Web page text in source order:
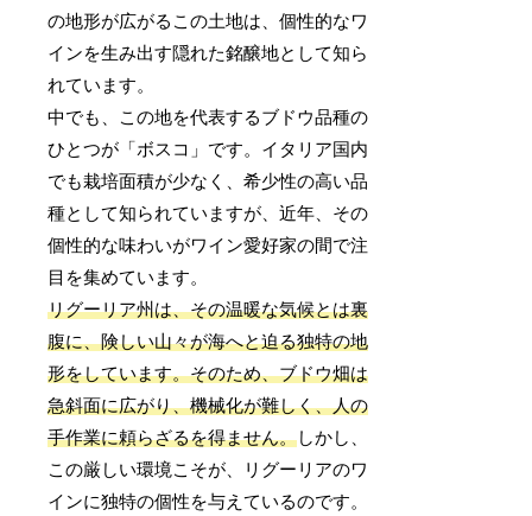
の地形が広がるこの土地は、個性的なワ
インを生み出す隠れた銘醸地として知ら
れています。
中でも、この地を代表するブドウ品種の
ひとつが「ボスコ」です。イタリア国内
でも栽培面積が少なく、希少性の高い品
種として知られていますが、近年、その
個性的な味わいがワイン愛好家の間で注
目を集めています。
リグーリア州は、その温暖な気候とは裏
腹に、険しい山々が海へと迫る独特の地
形をしています。そのため、ブドウ畑は
急斜面に広がり、機械化が難しく、人の
手作業に頼らざるを得ません。しかし、
この厳しい環境こそが、リグーリアのワ
インに独特の個性を与えているのです。